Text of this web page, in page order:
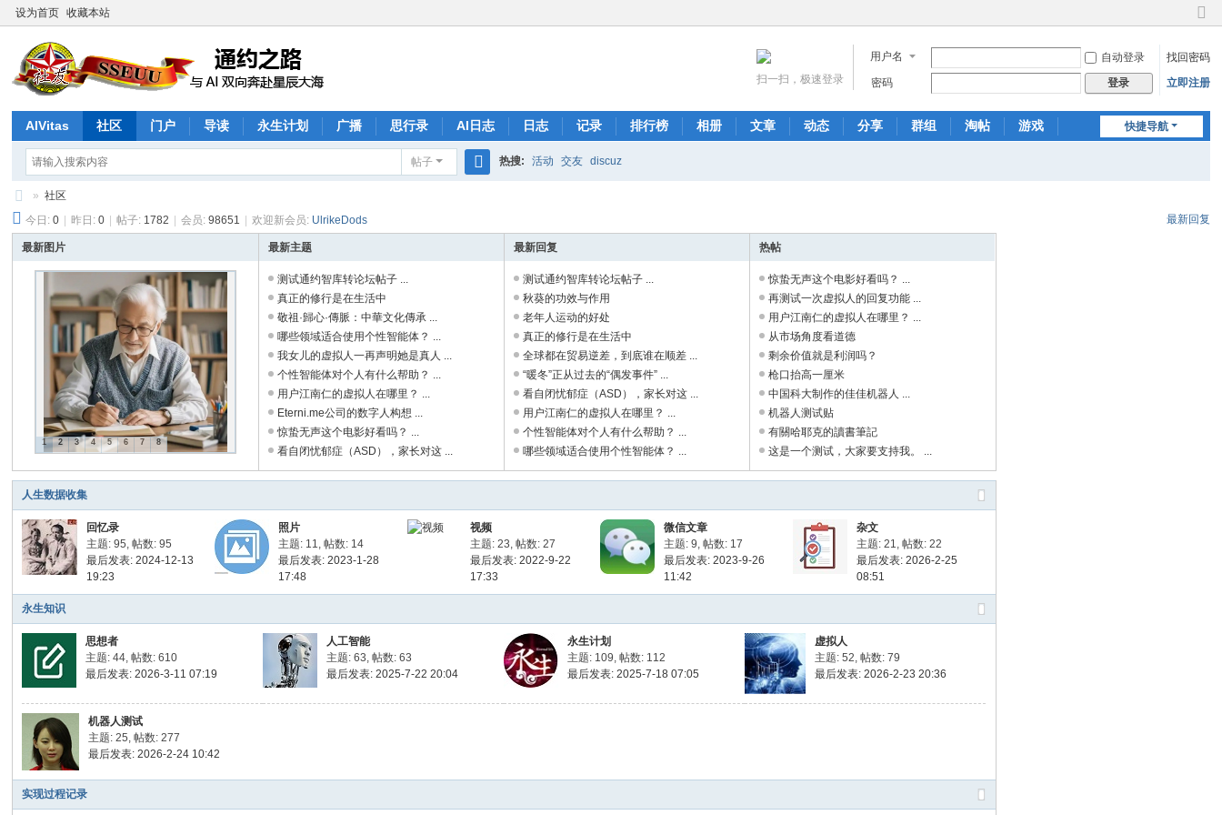
设为首页 收藏本站
切
到
窄
用户名 自动登录
找回密码
密码
登录 立即注册
扫一扫，极速登录
快捷导航
AIVitas 社区 门户 导读 永生计划 广播 思行录 AI日志 日志 记录 排行榜 相册 文章 动态 分享 群组 淘帖
游戏
帖子 热搜: 活动 交友 discuz
通
约
» 社区
今日:0 昨日:0 帖子: 1782 会员:98651 欢迎新会员: UlrikeDods 最新回复
最新图片
1 2 3 4 5 6 7 8
最新主题
测试通约智库转论坛帖子 ...
真正的修行是在生活中
敬祖·歸心·傳脈：中華文化傳承 ...
哪些领域适合使用个性智能体？ ...
我女儿的虚拟人一再声明她是真人 ...
个性智能体对个人有什么帮助？ ...
用户江南仁的虚拟人在哪里？ ...
Eterni.me公司的数字人构想 ...
惊蛰无声这个电影好看吗？ ...
看自闭忧郁症（ASD），家长对这 ...
最新回复
测试通约智库转论坛帖子 ...
秋葵的功效与作用
老年人运动的好处
真正的修行是在生活中
全球都在贸易逆差，到底谁在顺差 ...
“暖冬”正从过去的“偶发事件” ...
看自闭忧郁症（ASD），家长对这 ...
用户江南仁的虚拟人在哪里？ ...
个性智能体对个人有什么帮助？ ...
哪些领域适合使用个性智能体？ ...
热帖
惊蛰无声这个电影好看吗？ ...
再测试一次虚拟人的回复功能 ...
用户江南仁的虚拟人在哪里？ ...
从市场角度看道德
剩余价值就是利润吗？
枪口抬高一厘米
中国科大制作的佳佳机器人 ...
机器人测试贴
有關哈耶克的讀書筆記
这是一个测试，大家要支持我。 ...
人生数据收集
回忆录
主题: 95,帖数: 95
最后发表: 2024-12-13
19:23
照片
主题: 11,帖数: 14
最后发表: 2023-1-28
17:48
视频
主题: 23,帖数: 27
最后发表: 2022-9-22
17:33
微信文章
主题: 9,帖数: 17
最后发表: 2023-9-26
11:42
杂文
主题: 21,帖数: 22
最后发表: 2026-2-25
08:51
永生知识
思想者
主题: 44,帖数: 610
最后发表: 2026-3-11 07:19
人工智能
主题: 63,帖数: 63
最后发表: 2025-7-22 20:04
永生计划
主题: 109,帖数: 112
最后发表: 2025-7-18 07:05
虚拟人
主题: 52,帖数: 79
最后发表: 2026-2-23 20:36
机器人测试
主题: 25,帖数: 277
最后发表: 2026-2-24 10:42
实现过程记录